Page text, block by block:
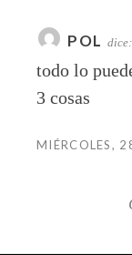
POL dice:
todo lo
3 cosas
MIÉRCOLES,